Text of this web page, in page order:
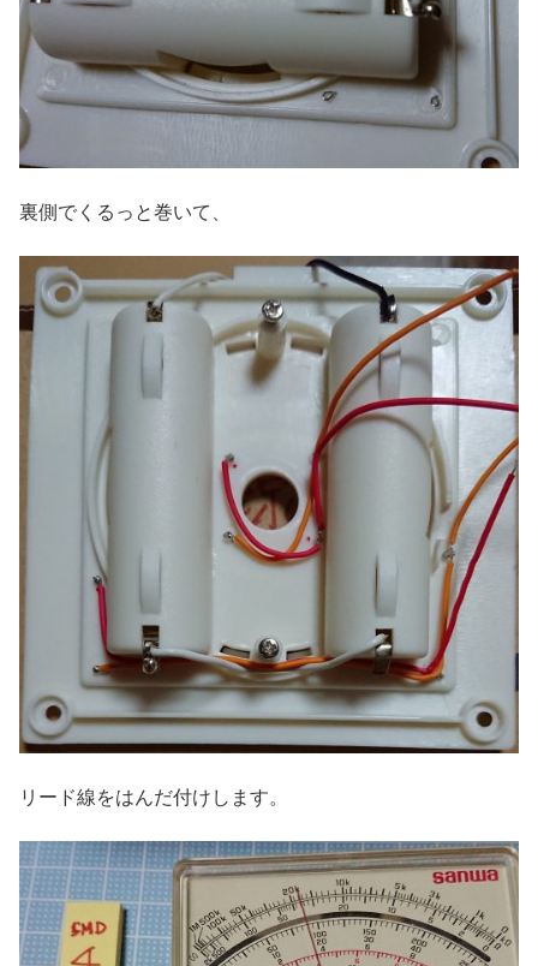
裏側でくるっと巻いて、
リード線をはんだ付けします。